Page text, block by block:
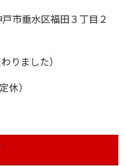
市垂水区福田３丁目２
ました）
）